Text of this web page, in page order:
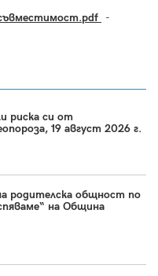
-
риска си от
19 август 2026 г.
родителска общност по
на Община